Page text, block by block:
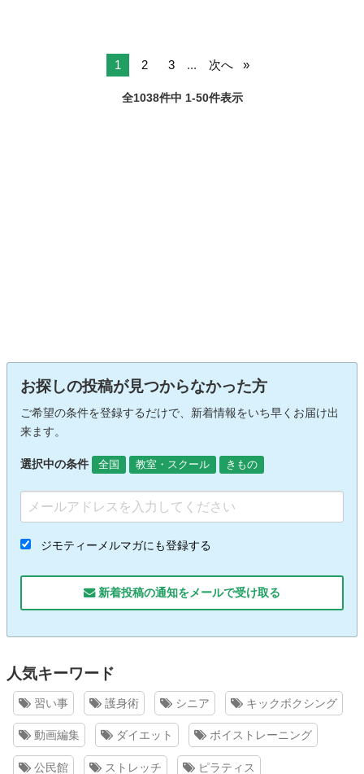
1 2 3 ... 次へ
全1038件中 1-50件表示
お探しの投稿が見つからなかった方
ご希望の条件を登録するだけで、新着情報をいち早くお届け出
来ます。
選択中の条件 全国 教室・スクール きもの
ジモティーメルマガにも登録する
新着投稿の通知をメールで受け取る
人気キーワード
習い事 護身術 シニア キックボクシング
動画編集 ダイエット ボイストレーニング
公民館 ストレッチ ピラティス